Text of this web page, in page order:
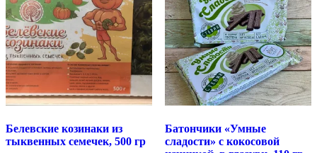
Белевские козинаки из
тыквенных семечек, 500 гр
Батончики «Умные
сладости» с кокосовой